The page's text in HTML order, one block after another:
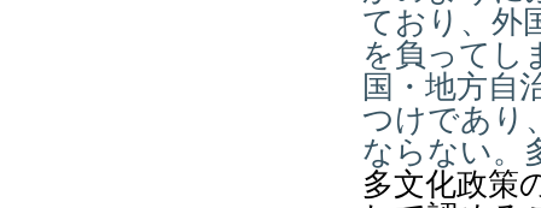
ており、外
を負ってし
国・地方自
つけであり
ならない。
多文化政策